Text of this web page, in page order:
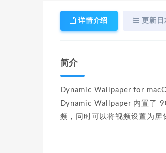
详情介绍 更新日
简介
Dynamic Wallpaper for
Dynamic Wallpaper 内置了
频，同时可以将视频设置为屏